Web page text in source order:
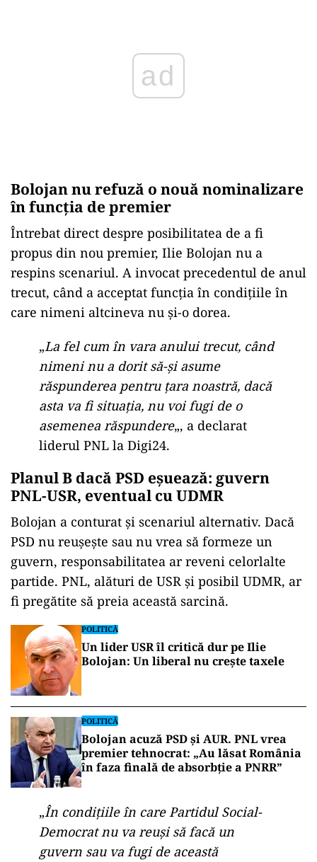
Bolojan nu refuză o nouă nominalizare
în funcția de premier
Întrebat direct despre posibilitatea de a fi
propus din nou premier, Ilie Bolojan nu a
respins scenariul. A invocat precedentul de anul
trecut, când a acceptat funcția în condițiile în
care nimeni altcineva nu și-o dorea.
„La fel cum în vara anului trecut, când
nimeni nu a dorit să-și asume
răspunderea pentru țara noastră, dacă
asta va fi situația, nu voi fugi de o
asemenea răspundere„, a declarat
liderul PNL la Digi24.
Planul B dacă PSD eșuează: guvern
PNL-USR, eventual cu UDMR
Bolojan a conturat și scenariul alternativ. Dacă
PSD nu reușește sau nu vrea să formeze un
guvern, responsabilitatea ar reveni celorlalte
partide. PNL, alături de USR și posibil UDMR, ar
fi pregătite să preia această sarcină.
POLITICĂ
Un lider USR îl critică dur pe Ilie
Bolojan: Un liberal nu crește taxele
POLITICĂ
Bolojan acuză PSD și AUR. PNL vrea
premier tehnocrat: „Au lăsat România
în faza finală de absorbţie a PNRR”
„În condițiile în care Partidul Social-
Democrat nu va reuși să facă un
guvern sau va fugi de această